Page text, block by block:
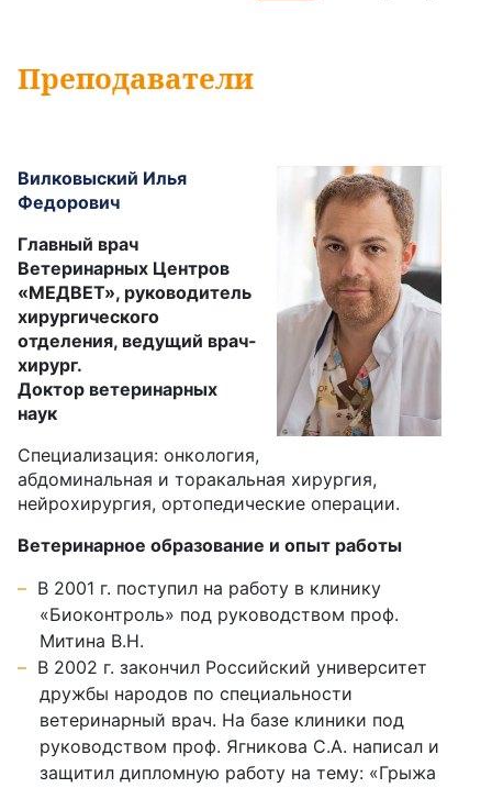
Преподаватели
Вилковыский Илья
Федорович
Главный врач
Ветеринарных Центров
«МЕДВЕТ», руководитель
хирургического
отделения, ведущий врач-
хирург.
Доктор ветеринарных
наук
Специализация: онкология,
абдоминальная и торакальная хирургия,
нейрохирургия, ортопедические операции.
Ветеринарное образование и опыт работы
В 2001 г. поступил на работу в клинику
«Биоконтроль» под руководством проф.
Митина В.Н.
В 2002 г. закончил Российский университет
дружбы народов по специальности
ветеринарный врач. На базе клиники под
руководством проф. Ягникова С.А. написал и
защитил дипломную работу на тему: «Грыжа